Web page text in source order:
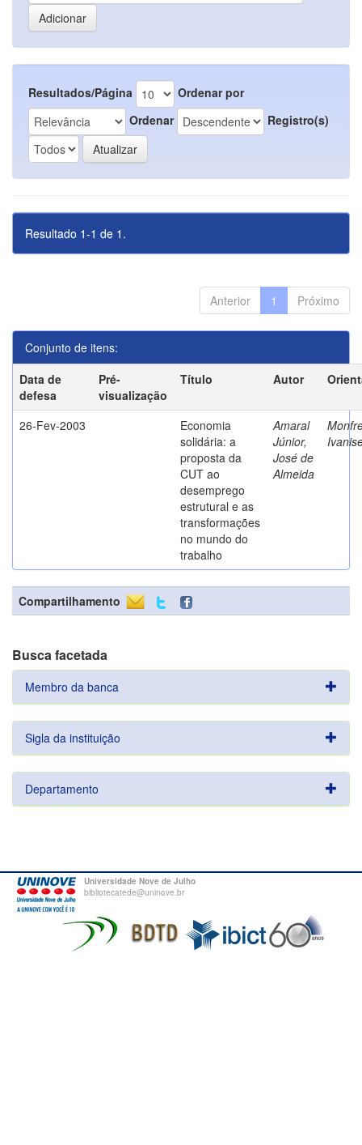
Resultados/Página
Ordenar por
Ordenar
Registro(s)
Resultado 1-1 de 1.
Anterior 1 Próximo
Conjunto de itens:
Data de
defesa
Pré-
visualização
Título Autor
26-Fev-2003
Economia
solidária: a
proposta da
CUT ao
desemprego
estrutural e as
transformações
no mundo do
trabalho
Amaral
Júnior,
José de
Almeida
Compartilhamento
Busca facetada
Membro da banca
Sigla da instituição
Departamento
Universidade Nove de Julho
bibliotecatede@uninove.br